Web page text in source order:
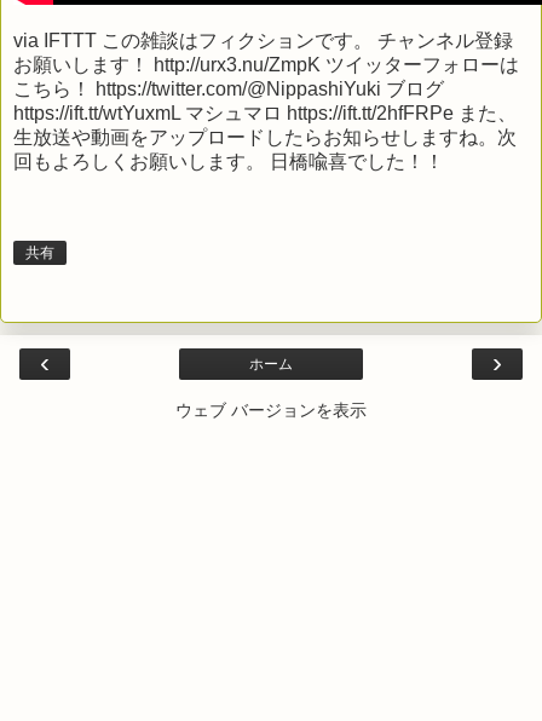
via IFTTT この雑談はフィクションです。 チャンネル登録
お願いします！ http://urx3.nu/ZmpK ツイッターフォローは
こちら！ https://twitter.com/@NippashiYuki ブログ
https://ift.tt/wtYuxmL マシュマロ https://ift.tt/2hfFRPe また、
生放送や動画をアップロードしたらお知らせしますね。次
回もよろしくお願いします。 日橋喩喜でした！！
共有
‹ ›
ホーム
ウェブ バージョンを表示